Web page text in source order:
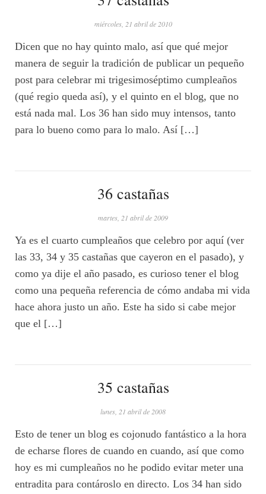
miércoles, 21 abril de 2010
Dicen que no hay quinto malo, así que qué mejor
manera de seguir la tradición de publicar un pequeño
post para celebrar mi trigesimoséptimo cumpleaños
(qué regio queda así), y el quinto en el blog, que no
está nada mal. Los 36 han sido muy intensos, tanto
para lo bueno como para lo malo. Así […]
36 castañas
martes, 21 abril de 2009
Ya es el cuarto cumpleaños que celebro por aquí (ver
las 33, 34 y 35 castañas que cayeron en el pasado), y
como ya dije el año pasado, es curioso tener el blog
como una pequeña referencia de cómo andaba mi vida
hace ahora justo un año. Este ha sido si cabe mejor
que el […]
35 castañas
lunes, 21 abril de 2008
Esto de tener un blog es cojonudo fantástico a la hora
de echarse flores de cuando en cuando, así que como
hoy es mi cumpleaños no he podido evitar meter una
entradita para contároslo en directo. Los 34 han sido